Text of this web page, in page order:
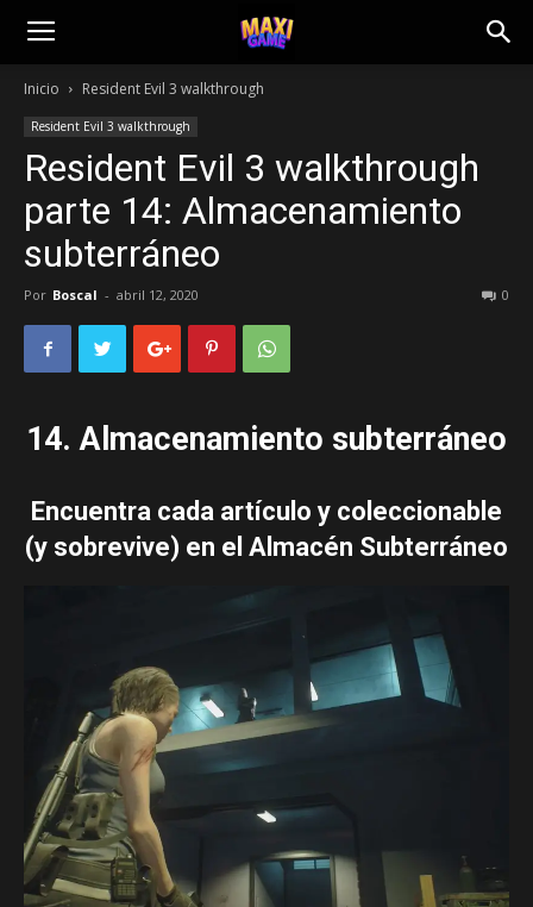
Inicio Resident Evil 3 walkthrough
Resident Evil 3 walkthrough
Resident Evil 3 walkthrough
parte 14: Almacenamiento
subterráneo
Por Boscal - abril 12, 2020 0
14. Almacenamiento subterráneo
Encuentra cada artículo y coleccionable
(y sobrevive) en el Almacén Subterráneo